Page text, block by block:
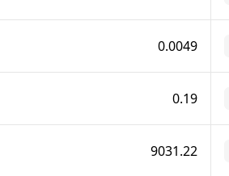
0.0049
0.19
9031.22